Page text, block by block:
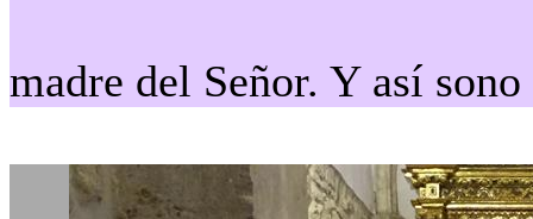
madre del Señor. Y así